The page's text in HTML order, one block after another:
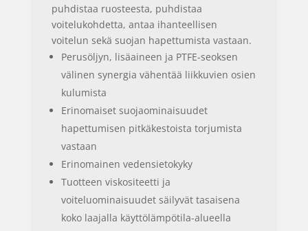
puhdistaa ruosteesta, puhdistaa
voitelukohdetta, antaa ihanteellisen
voitelun sekä suojan hapettumista vastaan.
Perusöljyn, lisäaineen ja PTFE-seoksen
välinen synergia vähentää liikkuvien osien
kulumista
Erinomaiset suojaominaisuudet
hapettumisen pitkäkestoista torjumista
vastaan
Erinomainen vedensietokyky
Tuotteen viskositeetti ja
voiteluominaisuudet säilyvät tasaisena
koko laajalla käyttölämpötila-alueella